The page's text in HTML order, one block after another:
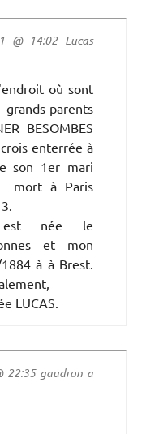
@ 14:02 Lucas
où sont
parents
BESOMBES
enterrée à
son 1er mari
mort à Paris
est née le
et mon
à à Brest.
LUCAS.
22:35 gaudron a